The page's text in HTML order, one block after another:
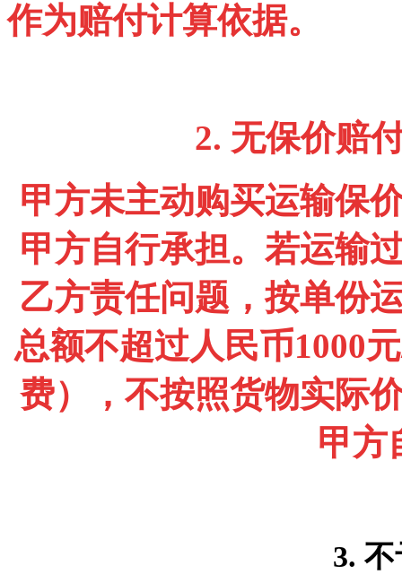
作为赔付计算依据。
2. 无保价赔
甲方未主动购买运输保
甲方自行承担。若运输
乙方责任问题，按单份
总额不超过人民币1000元
费），不按照货物实际
甲方
3. 不